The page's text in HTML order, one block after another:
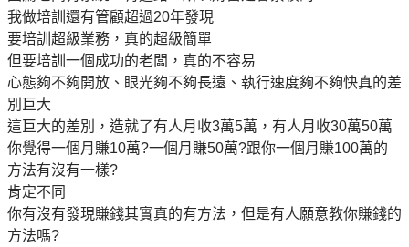
我做培訓還有管顧超過20年發現
要培訓超級業務，真的超級簡單
但要培訓一個成功的老闆，真的不容易
心態夠不夠開放、眼光夠不夠長遠、執行速度夠不夠快真的差
別巨大
這巨大的差別，造就了有人月收3萬5萬，有人月收30萬50萬
你覺得一個月賺10萬?一個月賺50萬?跟你一個月賺100萬的
方法有沒有一樣?
肯定不同
你有沒有發現賺錢其實真的有方法，但是有人願意教你賺錢的
方法嗎?